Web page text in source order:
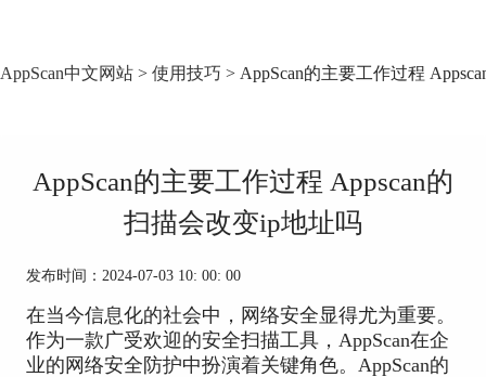
AppScan中文网站 > 使用技巧 > AppScan的主要工作过程
AppScan的主要工作过程 Appscan的
扫描会改变ip地址吗
发布时间：2024-07-03 10: 00: 00
在当今信息化的社会中，网络安全显得尤为重要。
作为一款广受欢迎的安全扫描工具，AppScan在企
业的网络安全防护中扮演着关键角色。AppScan的